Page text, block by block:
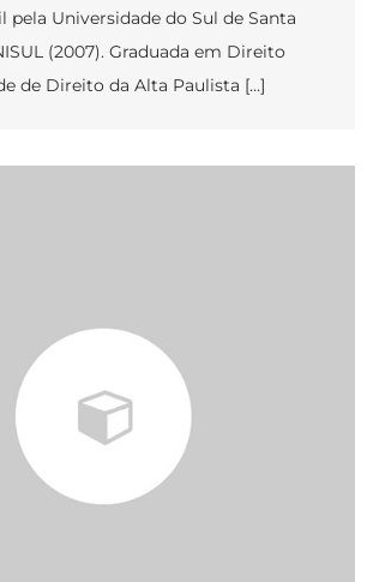
pela Universidade do Sul de Santa
(2007). Graduada em Direito
de Direito da Alta Paulista […]